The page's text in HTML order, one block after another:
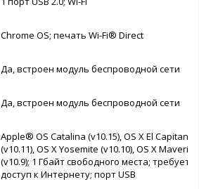
Chrome OS; печать Wi-Fi® Direct
Да, встроен модуль беспроводной сети
Да, встроен модуль беспроводной сети
Apple® OS Catalina (v10.15), OS X El Capitan
(v10.11), OS X Yosemite (v10.10), OS X
(v10.9); 1 Гбайт свободного места; требуется
доступ к Интернету; порт USB